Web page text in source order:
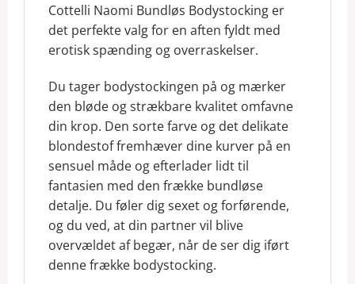
Cottelli Naomi Bundløs Bodystocking er
det perfekte valg for en aften fyldt med
erotisk spænding og overraskelser.
Du tager bodystockingen på og mærker
den bløde og strækbare kvalitet omfavne
din krop. Den sorte farve og det delikate
blondestof fremhæver dine kurver på en
sensuel måde og efterlader lidt til
fantasien med den frække bundløse
detalje. Du føler dig sexet og forførende,
og du ved, at din partner vil blive
overvældet af begær, når de ser dig iført
denne frække bodystocking.